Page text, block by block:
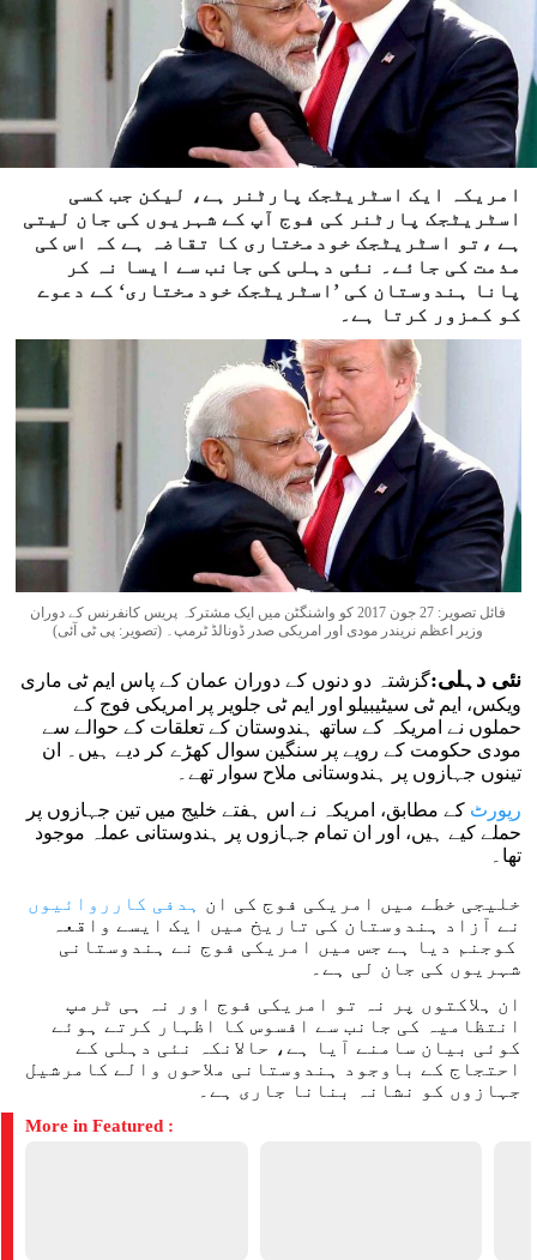
امریکہ ایک اسٹریٹجک پارٹنر ہے، لیکن جب کسی
اسٹریٹجک پارٹنر کی فوج آپ کے شہریوں کی جان لیتی
ہے ،تو اسٹریٹجک خودمختاری کا تقاضہ ہے کہ اس کی
مذمت کی جائے۔ نئی دہلی کی جانب سے ایسا نہ کر
پانا ہندوستان کی ’اسٹریٹجک خودمختاری‘ کے دعوے
کو کمزور کرتا ہے۔
فائل تصویر: 27 جون 2017 کو واشنگٹن میں ایک مشترکہ پریس کانفرنس کے دوران
وزیر اعظم نریندر مودی اور امریکی صدر ڈونالڈ ٹرمپ۔ (تصویر: پی ٹی آئی)
نئی دہلی:گزشتہ دو دنوں کے دوران عمان کے پاس ایم ٹی ماری
ویکس، ایم ٹی سیٹیبیلو اور ایم ٹی جلویر پر امریکی فوج کے
حملوں نے امریکہ کے ساتھ ہندوستان کے تعلقات کے حوالے سے
مودی حکومت کے رویے پر سنگین سوال کھڑے کر دیے ہیں۔ ان
تینوں جہازوں پر ہندوستانی ملاح سوار تھے۔
رپورٹ کے مطابق، امریکہ نے اس ہفتے خلیج میں تین جہازوں پر
حملے کیے ہیں، اور ان تمام جہازوں پر ہندوستانی عملہ موجود
تھا۔
خلیجی خطے میں امریکی فوج کی ان
ہدفی کارروائیوں
نے آزاد ہندوستان کی تاریخ میں ایک ایسے واقعہ
کوجنم دیا ہے جس میں امریکی فوج نے ہندوستانی
شہریوں کی جان لی ہے۔
ان ہلاکتوں پر نہ تو امریکی فوج اور نہ ہی ٹرمپ
انتظامیہ کی جانب سے افسوس کا اظہار کرتے ہوئے
کوئی بیان سامنے آیا ہے، حالانکہ نئی دہلی کے
احتجاج کے باوجود ہندوستانی ملاحوں والے کامرشیل
جہازوں کو نشانہ بنانا جاری ہے۔
More in Featured :